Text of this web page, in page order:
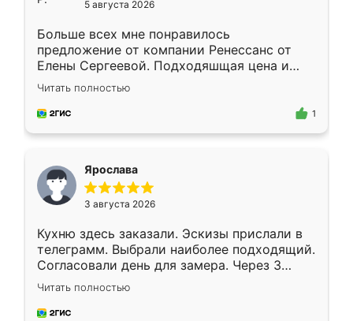
5 августа 2026
Больше всех мне понравилось
предложение от компании Ренессанс от
Елены Сергеевой. Подходяшщая цена и
короткие сроки изготовления. Приехавший
для замера сотрудник Владислав
предложил по моему эскизу самый
Читать полностью
1
Ярослава
3 августа 2026
Кухню здесь заказали. Эскизы прислали в
телеграмм. Выбрали наиболее подходящий.
Согласовали день для замера. Через 3
недели кухня была уже готова. Остались
довольны работой. Спасибо Ренессанс
мебель за качественную работу!
Читать полностью